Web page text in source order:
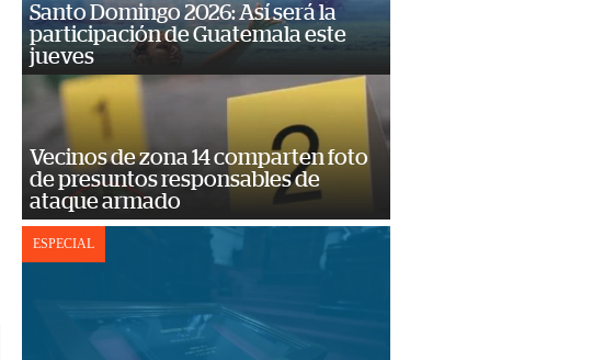
Santo Domingo 2026: Así será la
participación de Guatemala este
jueves
Vecinos de zona 14 comparten foto
de presuntos responsables de
ataque armado
ESPECIAL